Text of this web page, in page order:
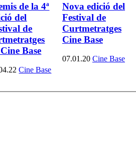
de la 4ª
del
de
Base
Cine Base
Nova edició del
Festival de
Curtmetratges
Cine Base
07.01.20 Cine Base